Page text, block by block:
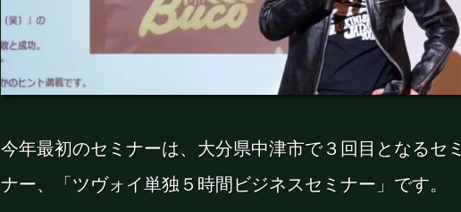
今年最初のセミナーは、大分県中津市で３回目となるセミ
ナー、「ツヴォイ単独５時間ビジネスセミナー」です。